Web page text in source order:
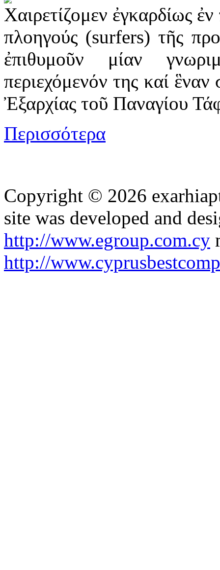
Χαιρετίζομεν ἐγκαρδίως
πλοηγούς (surfers) τῆς
ἐπιθυμοῦν μίαν
περιεχόμενόν της καί
Ἐξαρχίας τοῦ Παναγίου
Περισσότερα
Copyright © 2026
site was developed and
http://www.egroup.com.cy
http://